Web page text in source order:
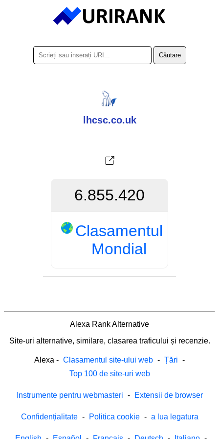
lhcsc.co.uk
6.855.420
Clasamentul
Mondial
Alexa Rank Alternative
Site-uri alternative, similare, clasarea traficului și recenzie.
Alexa - Clasamentul site-ului web - Țări -
Top 100 de site-uri web
Instrumente pentru webmasteri - Extensii de browser
Confidențialitate - Politica cookie - a lua legatura